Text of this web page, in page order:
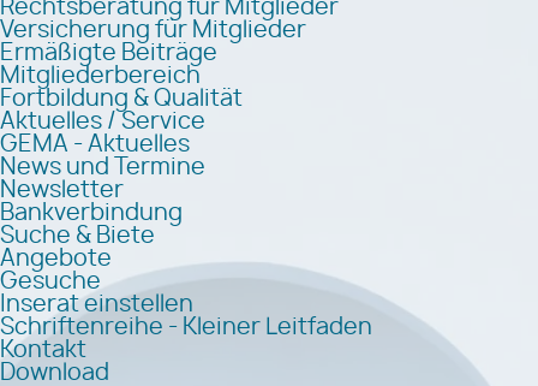
Rechtsberatung für Mitglieder
Versicherung für Mitglieder
Ermäßigte Beiträge
Mitgliederbereich
Fortbildung & Qualität
Aktuelles / Service
GEMA - Aktuelles
News und Termine
Newsletter
Bankverbindung
Suche & Biete
Angebote
Gesuche
Inserat einstellen
Schriftenreihe - Kleiner Leitfaden
Kontakt
Download